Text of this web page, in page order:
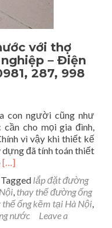
với thợ
– Điện
287, 998
con người cũng như
cho mọi gia đình,
vì vậy khi thiết kế
dựng đã tính toán thiết
Read
about
Thay
thế
đường
[…]
Tagged lắp đặt đường
, thay thế đường ống
thế ống kẽm tại Hà Nội,
nước
Leave a